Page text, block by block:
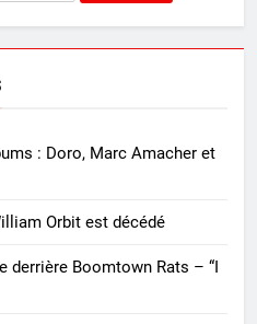
: Doro, Marc Amacher et
Orbit est décédé
derrière Boomtown Rats – “I